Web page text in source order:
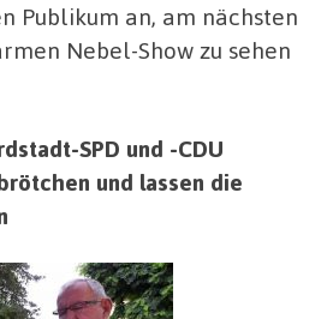
Publikum an, am nächsten
Nebel-Show zu sehen
SPD und -CDU
und lassen die